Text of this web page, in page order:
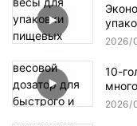
2026
10-
2026